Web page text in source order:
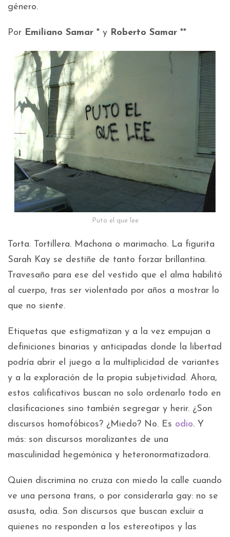
género.
Por Emiliano Samar * y Roberto Samar **
Puto el que lee
Torta. Tortillera. Machona o marimacho. La figurita
Sarah Kay se destiñe de tanto forzar brillantina.
Travesaño para ese del vestido que el alma habilitó
al cuerpo, tras ser violentado por años a mostrar lo
que no siente.
Etiquetas que estigmatizan y a la vez empujan a
definiciones binarias y anticipadas donde la libertad
podría abrir el juego a la multiplicidad de variantes
y a la exploración de la propia subjetividad. Ahora,
estos calificativos buscan no solo ordenarlo todo en
clasificaciones sino también segregar y herir. ¿Son
discursos homofóbicos? ¿Miedo? No. Es odio. Y
más: son discursos moralizantes de una
masculinidad hegemónica y heteronormatizadora.
Quien discrimina no cruza con miedo la calle cuando
ve una persona trans, o por considerarla gay: no se
asusta, odia. Son discursos que buscan excluir a
quienes no responden a los estereotipos y las